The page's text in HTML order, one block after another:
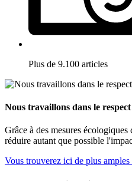
Plus de 9.100 articles
Nous travaillons dans le
Grâce à des mesures
réduire autant que possible
Vous trouverez ici de plus